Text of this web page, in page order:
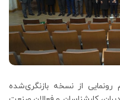
۲۲ مهر)، مراسم رونمایی از نسخه بازنگری‌شده